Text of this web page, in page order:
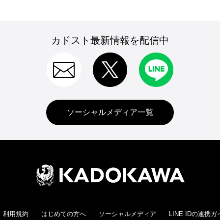
カドスト最新情報を配信中
ソーシャルメディア一覧
利用規約 はじめての方へ ソーシャルメディア LINE IDの連携ガ